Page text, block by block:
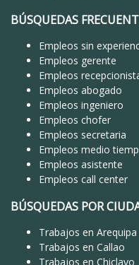
BÚSQUEDAS
Empleos sin
Empleos gerente
Empleos
Empleos abogado
Empleos ingeniero
Empleos chofer
Empleos secretaria
Empleos medio
Empleos asistente
Empleos call center
BÚSQUEDAS POR
Trabajos en Arequipa
Trabajos en Callao
Trabajos en Chiclayo